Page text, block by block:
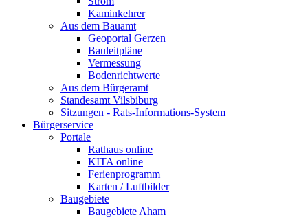
Kaminkehrer
Aus dem Bauamt
Geoportal Gerzen
Bauleitpläne
Vermessung
Bodenrichtwerte
Aus dem Bürgeramt
Standesamt Vilsbiburg
Sitzungen - Rats-Informations-System
Bürgerservice
Portale
Rathaus online
KITA online
Ferienprogramm
Karten / Luftbilder
Baugebiete
Baugebiete Aham